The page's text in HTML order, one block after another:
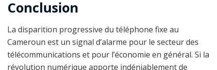
Conclusion
La disparition progressive du téléphone fixe au
Cameroun est un signal d’alarme pour le secteur des
télécommunications et pour l’économie en général. Si la
révolution numérique apporte indéniablement de